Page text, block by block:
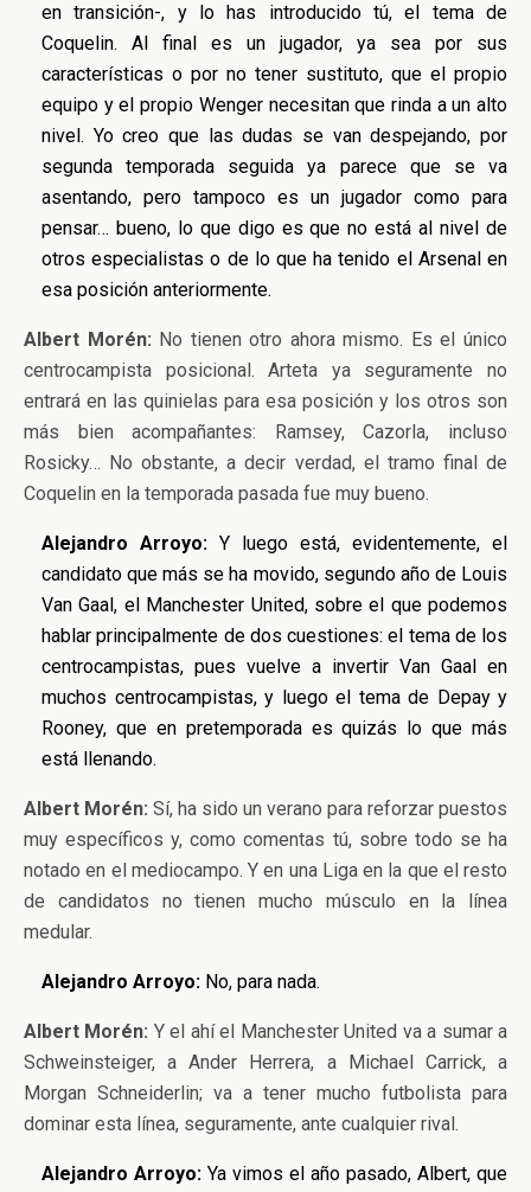
en transición-, y lo has introducido tú, el tema de
Coquelin. Al final es un jugador, ya sea por sus
características o por no tener sustituto, que el propio
equipo y el propio Wenger necesitan que rinda a un alto
nivel. Yo creo que las dudas se van despejando, por
segunda temporada seguida ya parece que se va
asentando, pero tampoco es un jugador como para
pensar… bueno, lo que digo es que no está al nivel de
otros especialistas o de lo que ha tenido el Arsenal en
esa posición anteriormente.
Albert Morén: No tienen otro ahora mismo. Es el único
centrocampista posicional. Arteta ya seguramente no
entrará en las quinielas para esa posición y los otros son
más bien acompañantes: Ramsey, Cazorla, incluso
Rosicky… No obstante, a decir verdad, el tramo final de
Coquelin en la temporada pasada fue muy bueno.
Alejandro Arroyo: Y luego está, evidentemente, el
candidato que más se ha movido, segundo año de Louis
Van Gaal, el Manchester United, sobre el que podemos
hablar principalmente de dos cuestiones: el tema de los
centrocampistas, pues vuelve a invertir Van Gaal en
muchos centrocampistas, y luego el tema de Depay y
Rooney, que en pretemporada es quizás lo que más
está llenando.
Albert Morén: Sí, ha sido un verano para reforzar puestos
muy específicos y, como comentas tú, sobre todo se ha
notado en el mediocampo. Y en una Liga en la que el resto
de candidatos no tienen mucho músculo en la línea
medular.
Alejandro Arroyo: No, para nada.
Albert Morén: Y el ahí el Manchester United va a sumar a
Schweinsteiger, a Ander Herrera, a Michael Carrick, a
Morgan Schneiderlin; va a tener mucho futbolista para
dominar esta línea, seguramente, ante cualquier rival.
Alejandro Arroyo: Ya vimos el año pasado, Albert, que